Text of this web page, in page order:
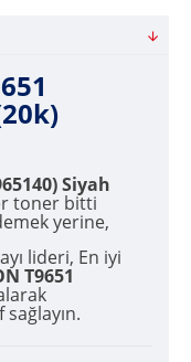
Siyah
toner bitti
yerine,
lideri, En iyi
T9651